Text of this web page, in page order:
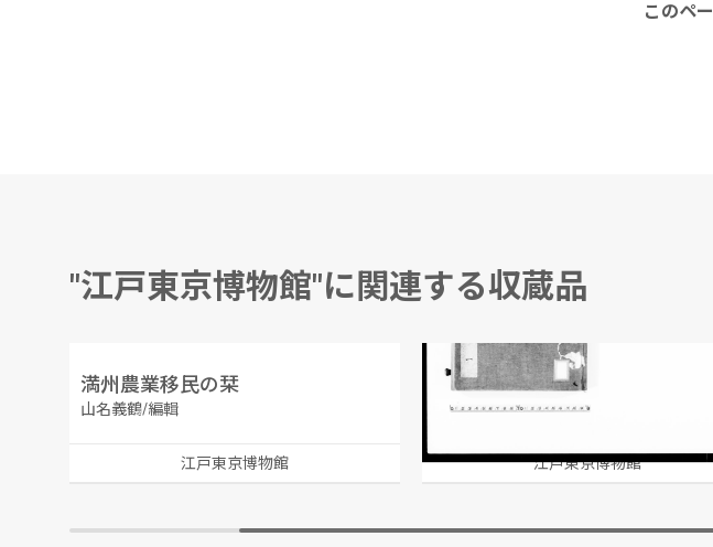
このペ
"江戸東京博物館"に関連する収蔵品
満州農業移民の栞
山名義鶴/編輯
江戸東京博物館
公裁録
江戸東京博物館